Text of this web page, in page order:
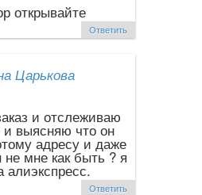
открывайте
Ответить
Царькова
и отслеживаю
и выясняю что он
адресу и даже
не мне как быть ? я
алиэкспресс.
Ответить